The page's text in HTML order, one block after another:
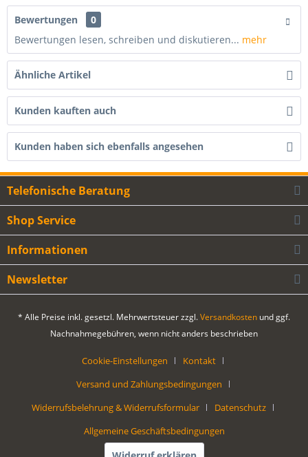
Bewertungen
0
Bewertungen lesen, schreiben und diskutieren... mehr
Ähnliche Artikel
Kunden kauften auch
Kunden haben sich ebenfalls angesehen
Telefonische Beratung
Shop Service
Informationen
Newsletter
* Alle Preise inkl. gesetzl. Mehrwertsteuer zzgl.Versandkosten und ggf.
Nachnahmegebühren, wenn nicht anders beschrieben
Cookie-Einstellungen
Kontakt
Versand und Zahlungsbedingungen
Widerrufsbelehrung & Widerrufsformular
Datenschutz
Allgemeine Geschäftsbedingungen